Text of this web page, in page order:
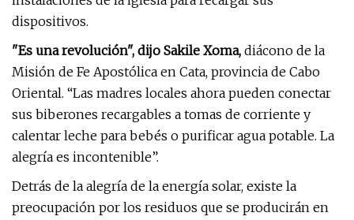
dispositivos.
"Es una revolución", dijo Sakile Xoma, diácono de la
Misión de Fe Apostólica en Cata, provincia de Cabo
Oriental. “Las madres locales ahora pueden conectar
sus biberones recargables a tomas de corriente y
calentar leche para bebés o purificar agua potable. La
alegría es incontenible”.
Detrás de la alegría de la energía solar, existe la
preocupación por los residuos que se producirán en